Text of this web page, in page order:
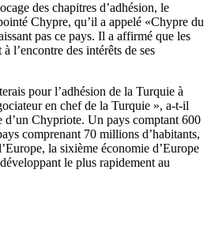
des chapitres d’adhésion, le
Chypre, qu’il a appelé «Chypre du
pas ce pays. Il a affirmé que les
l’encontre des intérêts de ses
pour l’adhésion de la Turquie à
en chef de la Turquie », a-t-il
d’un Chypriote. Un pays comptant 600
comprenant 70 millions d’habitants,
la sixième économie d’Europe
le plus rapidement au